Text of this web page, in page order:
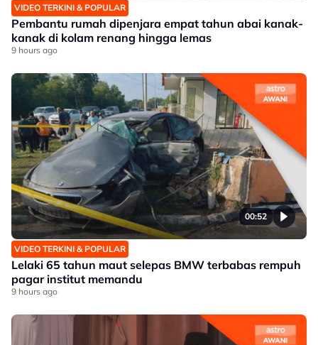
VIDEO TERKINI & POPULAR
Pembantu rumah dipenjara empat tahun abai kanak-
kanak di kolam renang hingga lemas
9 hours ago
00:52
VIDEO TERKINI & POPULAR
Lelaki 65 tahun maut selepas BMW terbabas rempuh
pagar institut memandu
9 hours ago